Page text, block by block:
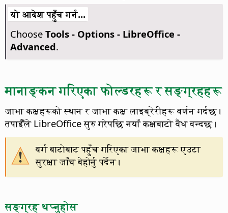
यो आदेश पहुँच गर्न...
Choose Tools - Options- LibreOffice -
Advanced.
मानाङ्कन गरिएका फोल्डरहरू र सङ्ग्रहहरू
जाभा कक्षहरूको स्थान र जाभा कक्ष लाइब्रेरीहरू वर्णन गर्दछ।
तपाईँंले LibreOfficeसुरु गरेपछि नयाँ कक्षबाटो वैध वन्दछ।
वर्ग बाटोबाट पहुँच गरिएका जाभा कक्षहरू एउटा
सुरक्षा जाँच बेहोर्नु पर्देन।
सङ्ग्रह थप्नुहोस